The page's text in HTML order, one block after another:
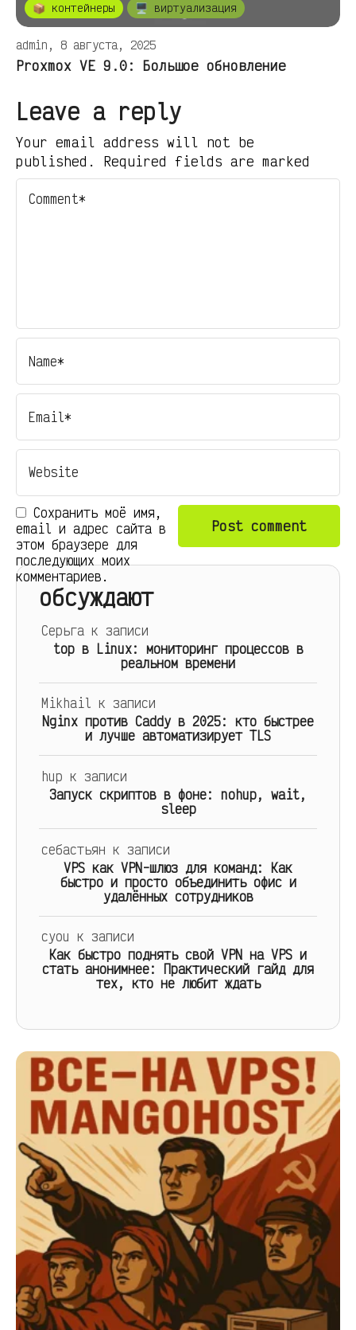
📦 контейнеры 🖥️ виртуализация
admin, 8 августа, 2025
Proxmox VE 9.0: Большое обновление
Leave a reply
Your email address will not be
published. Required fields are marked
Сохранить моё имя,
email и адрес сайта в
этом браузере для
последующих моих
комментариев.
обсуждают
Серьгак записи
top в Linux: мониторинг процессов в
реальном времени
Mikhail к записи
Nginx против Caddy в 2025: кто быстрее
и лучше автоматизирует TLS
hup к записи
Запуск скриптов в фоне: nohup, wait,
sleep
себастьян к записи
VPS как VPN-шлюз для команд: Как
быстро и просто объединить офис и
удалённых сотрудников
cyou к записи
Как быстро поднять свой VPN на VPS и
стать анонимнее: Практический гайд для
тех, кто не любит ждать